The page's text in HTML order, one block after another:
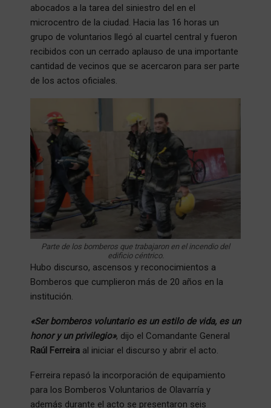
abocados a la tarea del siniestro del en el
microcentro de la ciudad. Hacia las 16 horas un
grupo de voluntarios llegó al cuartel central y fueron
recibidos con un cerrado aplauso de una importante
cantidad de vecinos que se acercaron para ser parte
de los actos oficiales.
Parte de los bomberos que trabajaron en el incendio del
edificio céntrico.
Hubo discurso, ascensos y reconocimientos a
Bomberos que cumplieron más de 20 años en la
institución.
«Ser bomberos voluntario es un estilo de vida, es un
honor y un privilegio», dijo el Comandante General
Raúl Ferreira al iniciar el discurso y abrir el acto.
Ferreira repasó la incorporación de equipamiento
para los Bomberos Voluntarios de Olavarría y
además durante el acto se presentaron seis